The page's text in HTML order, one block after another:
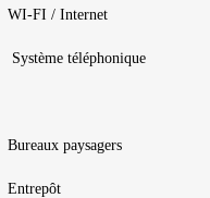
WI-FI / Internet
Système téléphonique
Bureaux paysagers
Entrepôt